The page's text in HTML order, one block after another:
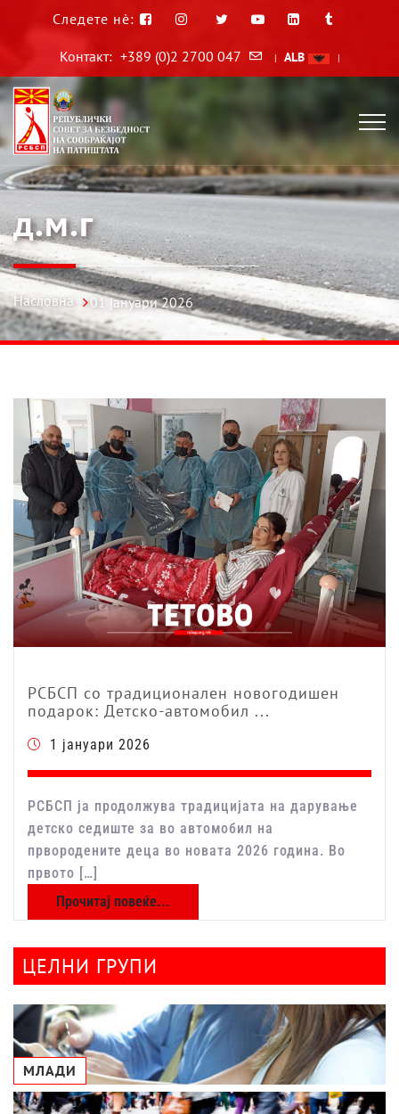
Следете нè:
Контакт: +389 (0)2 2700 047 | ALB |
д.м.г
Насловна 01 јануари 2026
РСБСП со традиционален новогодишен
подарок: Детско-автомобил ...
1 јануари 2026
РСБСП ја продолжува традицијата на дарување
детско седиште за во автомобил на
првородените деца во новата 2026 година. Во
првото […]
Прочитај повеќе...
ЦЕЛНИ ГРУПИ
МЛАДИ